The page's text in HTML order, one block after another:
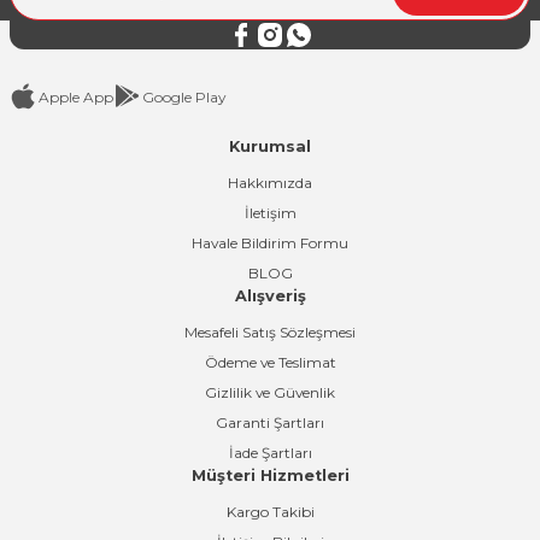
Apple App Google Play
Kurumsal
Hakkımızda
İletişim
Havale Bildirim Formu
BLOG
Alışveriş
Mesafeli Satış Sözleşmesi
Ödeme ve Teslimat
Gizlilik ve Güvenlik
Garanti Şartları
İade Şartları
Müşteri Hizmetleri
Kargo Takibi